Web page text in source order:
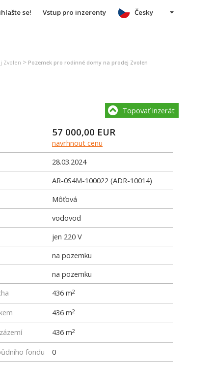
se! Vstup pro inzerenty Česky
Zvolen > Pozemek pro rodinné domy na prodej Zvolen
Topovať inzerát
57 000,00 EUR
navrhnout cenu
28.03.2024
AR-0S4M-100022 (ADR-10014)
Môťová
vodovod
jen 220 V
na pozemku
na pozemku
436 m2
436 m2
436 m2
fondu
0